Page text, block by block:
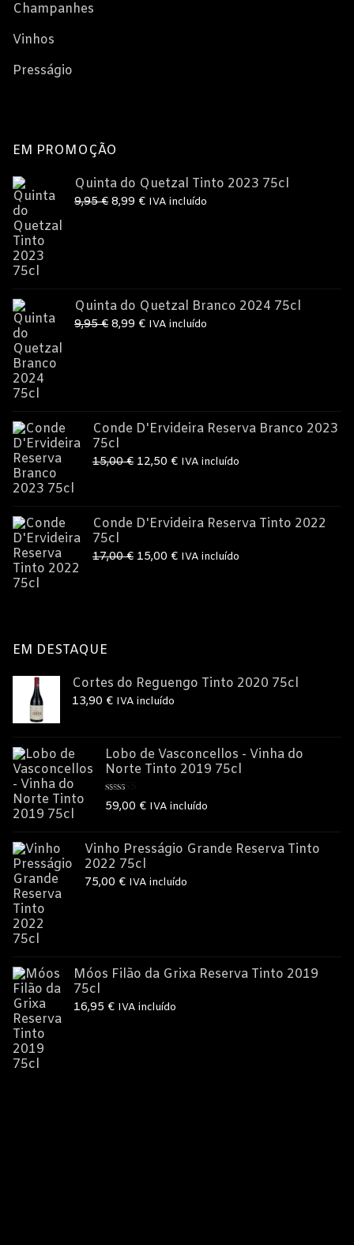
Champanhes
Vinhos
Presságio
EM PROMOÇÃO
Quinta do Quetzal Tinto 2023 75cl
9,95€ O
8,99 €OIVA incluído
Quinta do Quetzal Branco 2024 75cl
9,95€ O
8,99 €OIVA incluído
Conde D'Ervideira Reserva Branco 2023
75cl
15,00€ O
era:
12,50 €O
é:
IVA incluído
Conde D'Ervideira Reserva Tinto 2022
75cl
17,00€ O
15,00 €OIVA incluído
EM DESTAQUE
Cortes do Reguengo Tinto 2020 75cl
13,90 € IVA incluído
Lobo de Vasconcellos - Vinha do
Norte Tinto 2019 75cl
Avaliação
5.00de 5
59,00 € IVA incluído
Vinho Presságio Grande Reserva Tinto
2022 75cl
75,00 € IVA incluído
Móos Filão da Grixa Reserva Tinto 2019
75cl
16,95 € IVA incluído